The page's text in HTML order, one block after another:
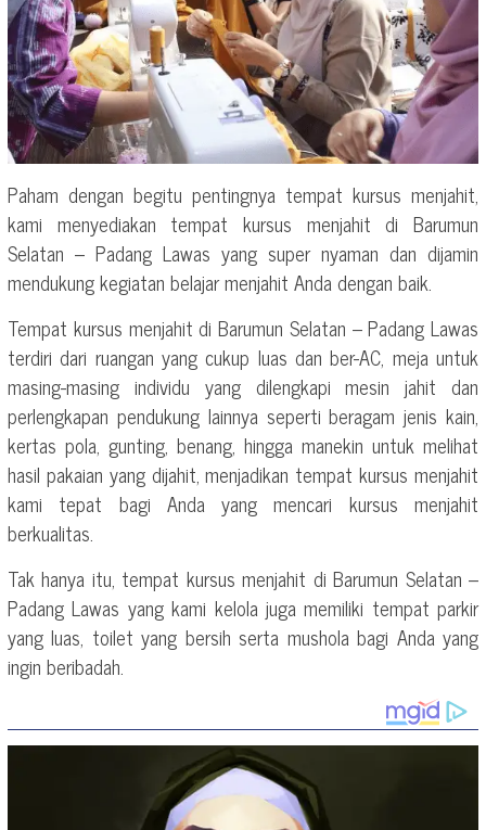
Paham dengan begitu pentingnya tempat kursus menjahit,
kami menyediakan tempat kursus menjahit di Barumun
Selatan – Padang Lawas yang super nyaman dan dijamin
mendukung kegiatan belajar menjahit Anda dengan baik.
Tempat kursus menjahit di Barumun Selatan – Padang Lawas
terdiri dari ruangan yang cukup luas dan ber-AC, meja untuk
masing-masing individu yang dilengkapi mesin jahit dan
perlengkapan pendukung lainnya seperti beragam jenis kain,
kertas pola, gunting, benang, hingga manekin untuk melihat
hasil pakaian yang dijahit, menjadikan tempat kursus menjahit
kami tepat bagi Anda yang mencari kursus menjahit
berkualitas.
Tak hanya itu, tempat kursus menjahit di Barumun Selatan –
Padang Lawas yang kami kelola juga memiliki tempat parkir
yang luas, toilet yang bersih serta mushola bagi Anda yang
ingin beribadah.